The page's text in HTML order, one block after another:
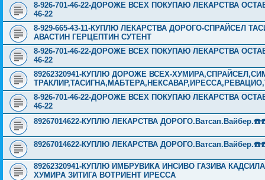
8-926-701-46-22-ДОРОЖЕ ВСЕХ ПОКУПАЮ ЛЕКАРСТВА
46-22
8-929-665-43-11-КУПЛЮ ЛЕКАРСТВА ДОРОГО-СПРАЙСЕЛ
АВАСТИН ГЕРЦЕПТИН СУТЕНТ
8-926-701-46-22-ДОРОЖЕ ВСЕХ ПОКУПАЮ ЛЕКАРСТВА
46-22
89262320941-КУПЛЮ ДОРОЖЕ ВСЕХ-
8-926-701-46-22-ДОРОЖЕ ВСЕХ ПОКУПАЮ ЛЕКАРСТВА
46-22
89267014622-КУПЛЮ ЛЕКАРСТВА
89267014622-КУПЛЮ ЛЕКАРСТВА
89262320941-КУПЛЮ ИМБРУВИКА ИНСИВО ГАЗИВА
ХУМИРА ЗИТИГА ВОТРИЕНТ ИРЕССА